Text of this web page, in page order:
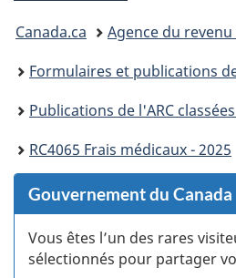
Vous
êtes
ici :
Canada.ca
Agence du revenu
Formulaires et publications
Publications de l'ARC
RC4065 Frais médicaux - 2025
Gouvernement du Canada
Vous êtes l’un des rares
sélectionnés pour partager